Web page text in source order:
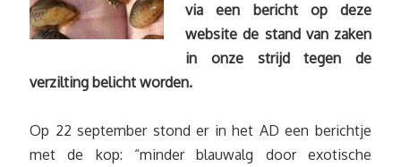
via een bericht op deze
website de stand van zaken
in onze strijd tegen de
verzilting belicht worden.
Op 22 september stond er in het AD een berichtje
met de kop: “minder blauwalg door exotische